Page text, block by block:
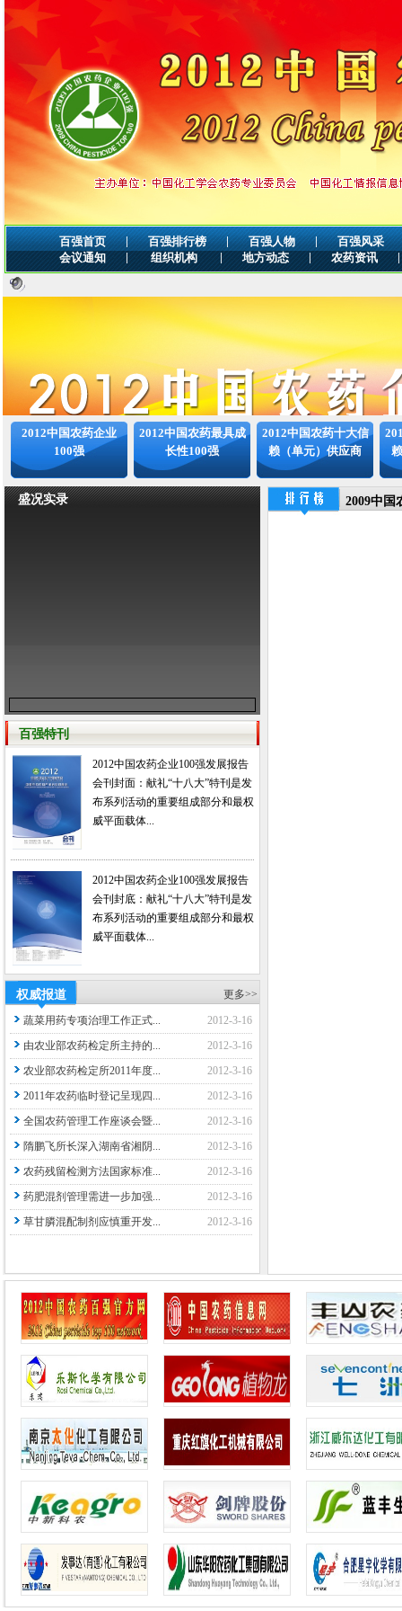
百强首页 | 百强排行榜 | 百强人物 |
百强风采
会议通知
| 组织机构 | 地方动态 | 农药资讯 |
2012中国农药企业
100强
2012中国农药最具成
长性100强
2012中国农药十大信
赖（单元）供应商
盛况实录
百强特刊
2012中国农药企业100强发展报告
会刊封面：献礼“十八大”特刊是发
布系列活动的重要组成部分和最权
威平面载体...
2012中国农药企业100强发展报告
会刊封底：献礼“十八大”特刊是发
布系列活动的重要组成部分和最权
威平面载体...
权威报道 更多>>
蔬菜用药专项治理工作正式...
2012-3-16
由农业部农药检定所主持的...
2012-3-16
农业部农药检定所2011年度...
2012-3-16
2011年农药临时登记呈现四...
2012-3-16
全国农药管理工作座谈会暨...
2012-3-16
隋鹏飞所长深入湖南省湘阴...
2012-3-16
农药残留检测方法国家标准...
2012-3-16
药肥混剂管理需进一步加强...
2012-3-16
草甘膦混配制剂应慎重开发...
2012-3-16
2009中国